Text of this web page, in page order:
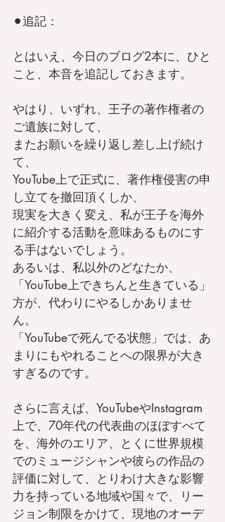
⚫︎追記：
とはいえ、今日のブログ2本に、ひと
こと、本音を追記しておきます。
やはり、いずれ、王子の著作権者の
ご遺族に対して、
またお願いを繰り返し差し上げ続け
て、
YouTube上で正式に、著作権侵害の申
し立てを撤回頂くしか、
現実を大きく変え、私が王子を海外
に紹介する活動を意味あるものにす
る手はないでしょう。
あるいは、私以外のどなたか、
「YouTube上できちんと生きている」
方が、代わりにやるしかありませ
ん。
「YouTubeで死んでる状態」では、あ
まりにもやれることへの限界が大き
すぎるのです。
さらに言えば、YouTubeやInstagram
上で、70年代の代表曲のほぼすべて
を、海外のエリア、とくに世界規模
でのミュージシャンや彼らの作品の
評価に対して、とりわけ大きな影響
力を持っている地域や国々で、リー
ジョン制限をかけて、現地のオーデ